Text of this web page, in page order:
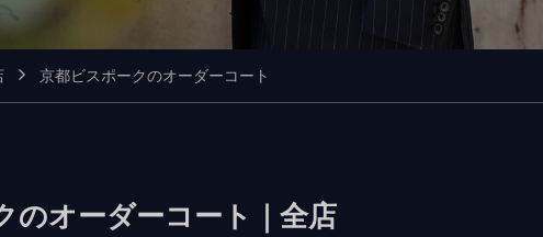
京都ビスポークのオーダーコート
のオーダーコート｜全店